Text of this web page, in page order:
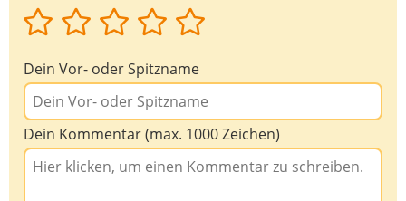
Dein Vor- oder Spitzname
Dein Kommentar (max. 1000 Zeichen)